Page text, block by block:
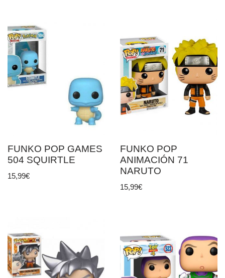
FUNKO POP GAMES
504 SQUIRTLE
15,99€
FUNKO POP
ANIMACIÓN 71
NARUTO
15,99€